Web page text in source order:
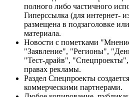
полного либо частичного
Гиперссылка (для интернет-
размещена в подзаголовке
материала.
Новости с пометками
"Заявление", "Регионы",
"Тест-драйв",
правах рекламы.
Раздел Спецпроекты
коммерческими партнерами.